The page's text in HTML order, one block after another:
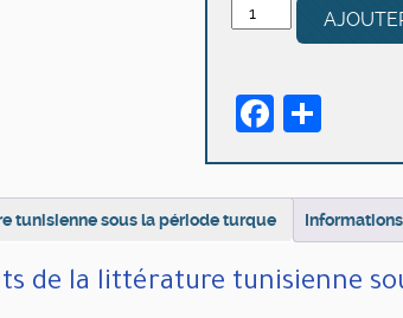
quantité
de
représentants
la
tunisienne
la
tunisienne sous la période turque
de la littérature tunisienne